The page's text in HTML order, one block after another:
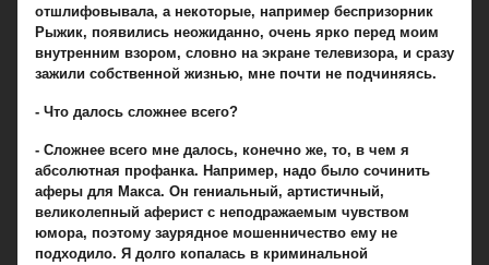
отшлифовывала, а некоторые, например беспризорник
Рыжик, появились неожиданно, очень ярко перед моим
внутренним взором, словно на экране телевизора, и сразу
зажили собственной жизнью, мне почти не подчиняясь.
- Что далось сложнее всего?
- Сложнее всего мне далось, конечно же, то, в чем я
абсолютная профанка. Например, надо было сочинить
аферы для Макса. Он гениальный, артистичный,
великолепный аферист с неподражаемым чувством
юмора, поэтому заурядное мошенничество ему не
подходило. Я долго копалась в криминальной